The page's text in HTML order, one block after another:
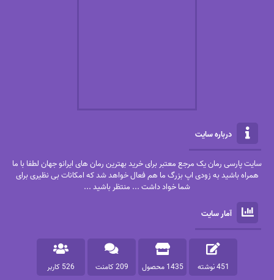
درباره سایت
سایت پارسی رمان یک مرجع معتبر برای خرید بهترین رمان های ایرانو جهان لطفا با ما
همراه باشید به زودی اپ بزرگ ما هم فعال خواهد شد که امکانات بی نظیری برای
شما خواد داشت ... منتظر باشید ...
آمار سایت
451 نوشته 1435 محصول 209 کامنت 526 کاربر